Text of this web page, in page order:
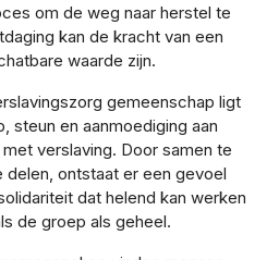
om de weg naar herstel te
kan de kracht van een
waarde zijn.
gemeenschap ligt
steun en aanmoediging aan
verslaving. Door samen te
delen, ontstaat er een gevoel
dat helend kan werken
de groep als geheel.